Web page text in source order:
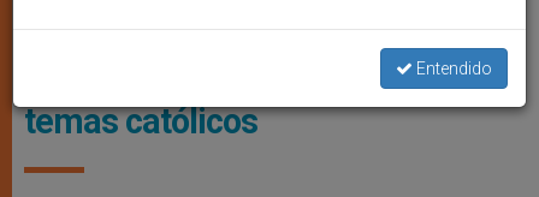
Nace Cathopic.com, fotografías
profesionales y gratuitas de
temas católicos
Entendido